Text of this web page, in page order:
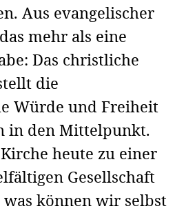
Aus evangelischer
mehr als eine
Das christliche
die
Würde und Freiheit
in den Mittelpunkt.
heute zu einer
Gesellschaft
können wir selbst